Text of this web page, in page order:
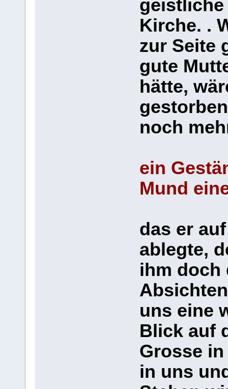
Kirche. .
zur Seite
gute
hätte,
noch
ein
Mund
das er
ablegte,
ihm doch
uns eine
Blick auf
Grosse
in uns